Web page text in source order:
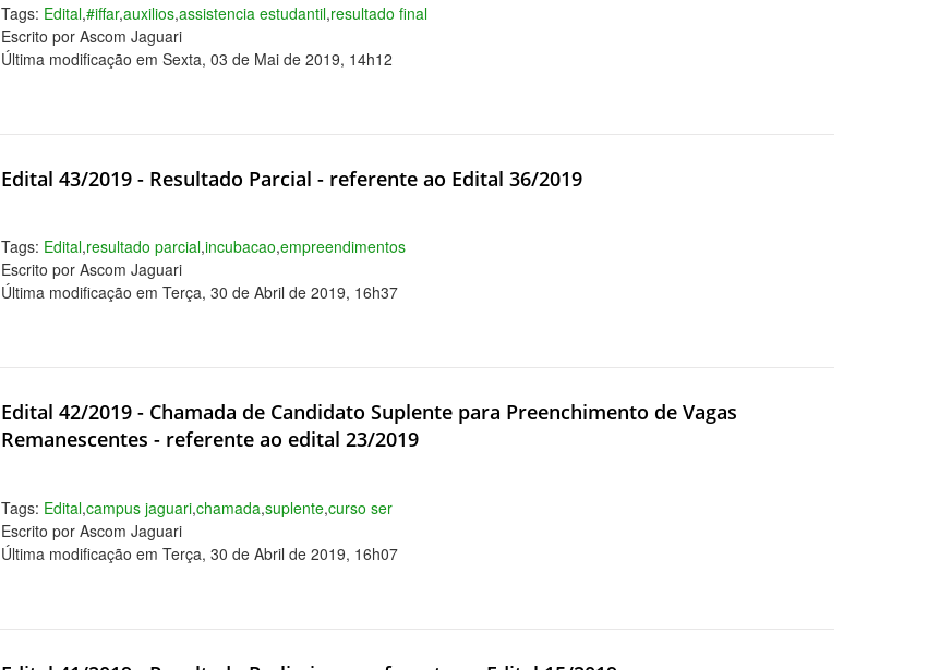
Tags: Edital,#iffar,auxilios,assistencia estudantil,resultado final
Escrito por Ascom Jaguari
Última modificação em Sexta, 03 de Mai de 2019, 14h12
Edital 43/2019 - Resultado Parcial - referente ao Edital 36/2019
Tags: Edital,resultado parcial,incubacao,empreendimentos
Escrito por Ascom Jaguari
Última modificação em Terça, 30 de Abril de 2019, 16h37
Edital 42/2019 - Chamada de Candidato Suplente para Preenchimento de Vagas
Remanescentes - referente ao edital 23/2019
Tags: Edital,campus jaguari,chamada,suplente,curso ser
Escrito por Ascom Jaguari
Última modificação em Terça, 30 de Abril de 2019, 16h07